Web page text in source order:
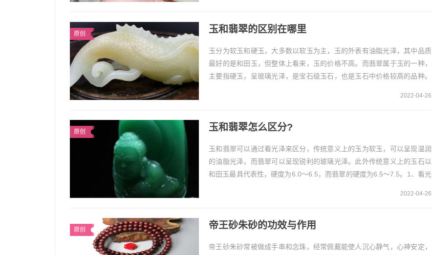
原创 玉和翡翠的区别在哪里
玉分为软玉和硬玉，大多数以软玉为主，玉的外表有油脂光泽，其中品质
最好的是和田玉，但整体上看来，玉的价格不高。而翡翠属于玉的一种，
主要指硬玉，呈玻璃光泽，是宝石级玉石，也是玉石中价格较高的品种。
2022-04-26
原创 玉和翡翠怎么区分?
玉和翡翠可以通过看光泽来区分，传统意义上的玉为软玉，可以呈现温润
的油脂光泽，而翡翠可以呈现锐利的玻璃光泽。此外传统意义上的玉石以
和田玉最具代表性，硬度为6.0～6.5，而翡翠的硬度为6.5～7.5。1、看光
2022-04-26
原创 帝王砂朱砂的功效与作用
帝王砂朱砂常被做成手串和念珠，经常佩戴能使人沉心静气，心神安定，